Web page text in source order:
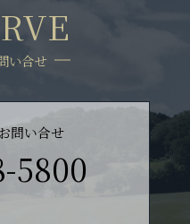
い合せ
問い合せ
5800